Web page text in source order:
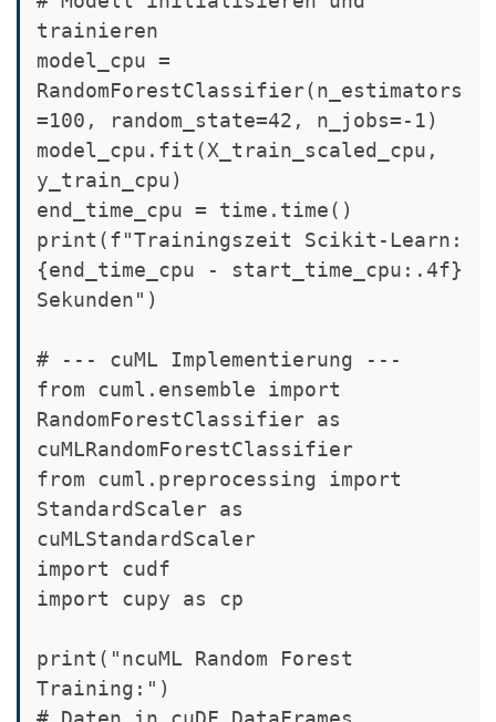
trainieren
model_cpu =
RandomForestClassifier(n_estimators
=100, random_state=42, n_jobs=-1)
model_cpu.fit(X_train_scaled_cpu,
y_train_cpu)
end_time_cpu = time.time()
print(f"Trainingszeit Scikit-Learn:
{end_time_cpu - start_time_cpu:.4f}
Sekunden")
# --- cuML Implementierung ---
from cuml.ensemble import
RandomForestClassifier as
cuMLRandomForestClassifier
from cuml.preprocessing import
StandardScaler as
cuMLStandardScaler
import cudf
import cupy as cp
print("ncuML Random Forest
Training:")